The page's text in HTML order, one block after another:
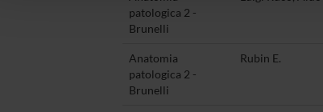
patologica 2 -
Brunelli
Anatomia
patologica 2 -
Brunelli
Rubin E.